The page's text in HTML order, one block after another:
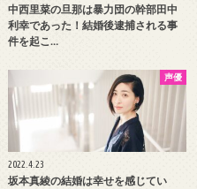
中西里菜の旦那は暴力団の幹部田中
利幸であった！結婚後逮捕される事
件を起こ…
声優
2022.4.23
坂本真綾の結婚は幸せを感じてい